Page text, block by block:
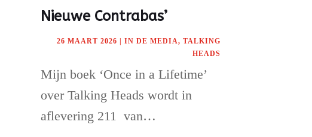
Nieuwe Contrabas’
26 MAART 2026 IN DE MEDIA, TALKING
HEADS
Mijn boek ‘Once in a Lifetime’
over Talking Heads wordt in
aflevering 211 van…